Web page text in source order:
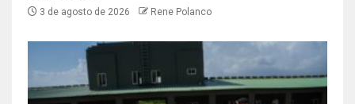
3 de agosto de 2026 Rene Polanco